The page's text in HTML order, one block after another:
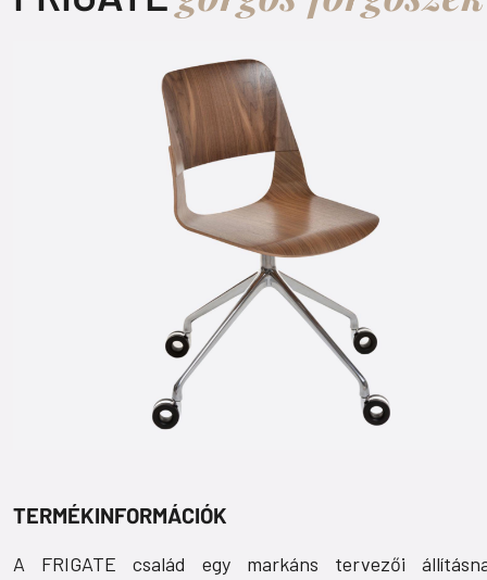
TERMÉKINFORMÁCIÓK
A FRIGATE család egy markáns tervezői